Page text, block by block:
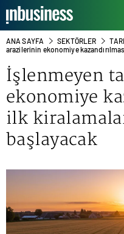
ANA SAYFA SEKTÖRLER
arazilerinin ekonomiye
İşlenmeyen
ekonomiye
ilk
başlayacak